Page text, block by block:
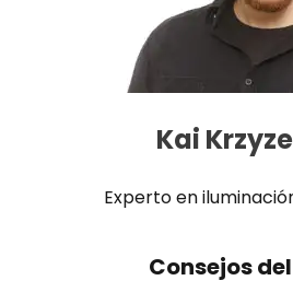
Kai
Experto en
Consejos